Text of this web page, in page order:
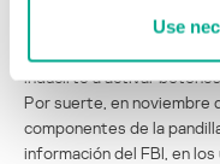
Use
que sucede es que los
inducirte a activar
Por suerte, en noviembre
componentes de la
información del FBI, en